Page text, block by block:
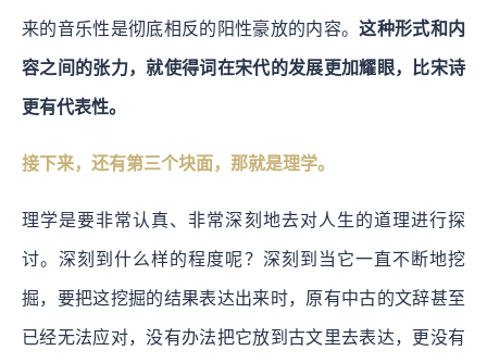
来的音乐性是彻底相反的阳性豪放的内容。这种形式和内
容之间的张力，就使得词在宋代的发展更加耀眼，比宋诗
更有代表性。
接下来，还有第三个块面，那就是理学。
理学是要非常认真、非常深刻地去对人生的道理进行探
讨。深刻到什么样的程度呢？深刻到当它一直不断地挖
掘，要把这挖掘的结果表达出来时，原有中古的文辞甚至
已经无法应对，没有办法把它放到古文里去表达，更没有